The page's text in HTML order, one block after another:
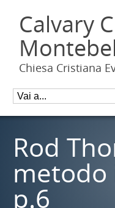
Calvary
Chiesa Cristiana
Rod
p.6